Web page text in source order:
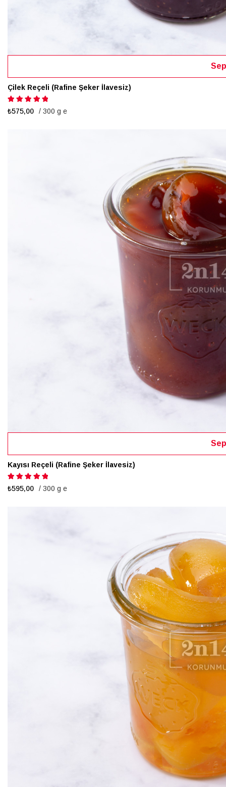
Çilek Reçeli (Rafine Şeker İlavesiz)
Puanlama:
₺575,00 / 300 g e
Kayısı Reçeli (Rafine Şeker İlavesiz)
Puanlama:
₺595,00 / 300 g e